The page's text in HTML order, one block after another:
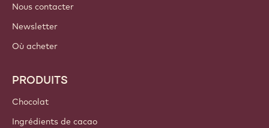
Nous contacter
Newsletter
Où acheter
PRODUITS
Chocolat
Ingrédients de cacao